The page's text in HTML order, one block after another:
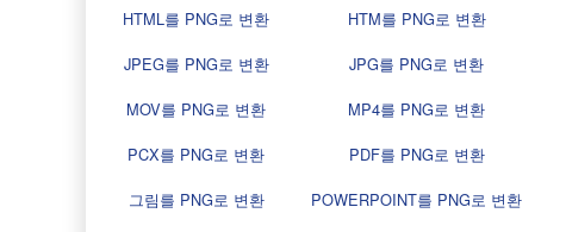
HTML를 PNG로 변환
HTM를 PNG로 변환
JPEG를 PNG로 변환
JPG를 PNG로 변환
MOV를 PNG로 변환
MP4를 PNG로 변환
PCX를 PNG로 변환
PDF를 PNG로 변환
그림를 PNG로 변환
POWERPOINT를 PNG로 변환